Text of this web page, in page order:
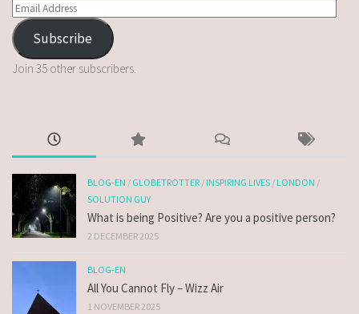
Subscribe
Join 35 other subscribers.
BLOG-EN / GLOBETROTTER /INSPIRING LIVES /LONDON /
SOLUTION GUY
What is being Positive? Are you a positive person?
2 DECEMBER 2025
BLOG-EN
All You Cannot Fly – Wizz Air
1 NOVEMBER 2025